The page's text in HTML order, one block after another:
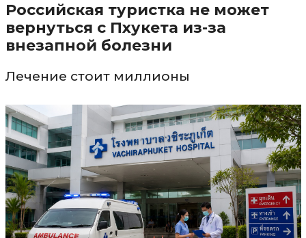
Российская туристка не может
вернуться с Пхукета из-за
внезапной болезни
Лечение стоит миллионы